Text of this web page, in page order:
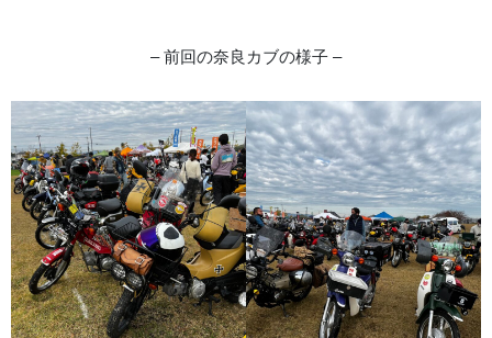
– 前回の奈良カブの様子 –